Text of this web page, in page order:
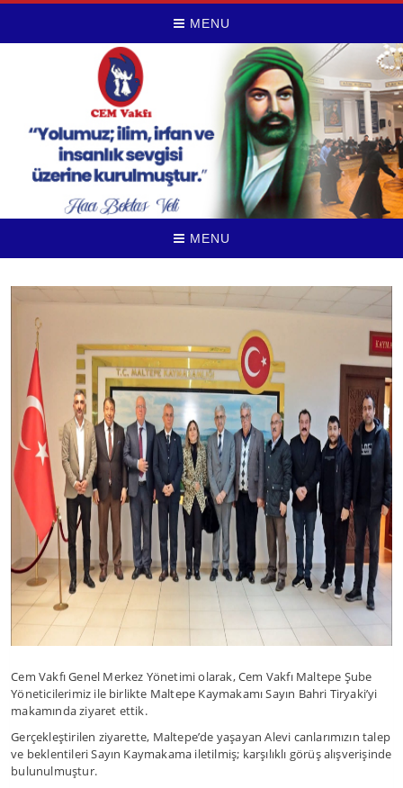
MENU
MENU
Cem Vakfı Genel Merkez Yönetimi olarak, Cem Vakfı Maltepe Şube
Yöneticilerimiz ile birlikte Maltepe Kaymakamı Sayın Bahri Tiryaki’yi
makamında ziyaret ettik.
Gerçekleştirilen ziyarette, Maltepe’de yaşayan Alevi canlarımızın talep
ve beklentileri Sayın Kaymakama iletilmiş; karşılıklı görüş alışverişinde
bulunulmuştur.